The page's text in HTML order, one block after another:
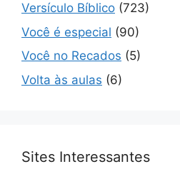
Versículo Bíblico (723)
Você é especial (90)
Você no Recados (5)
Volta às aulas (6)
Sites Interessantes